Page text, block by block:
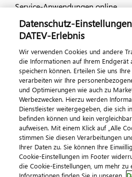
Service-Anwendungen online
Dialog & Medien
Veranstaltungen
DATEV magazin
DATEV-Community
DATEV-Newsletter
Kontaktieren
Datenschutz-
DATEV-Erlebnis
Wir verwenden Cookies und andere
die Informationen auf Ihrem Endgerät
speichern können. Erteilen Sie uns Ihre
verarbeiten wir Ihre
und Optimierungen wie auch zu
Werbezwecken. Hierzu werden
Dienstleister weitergegeben, die sich
befinden können und kein
aufweisen. Mit einem Klick auf „Alle
stimmen Sie diesen Verarbeitungen
Ihrer Daten zu. Sie können Ihre
Cookie-Einstellungen im Footer
die Cookie-Einstellungen, um mehr zu
Informationen finden Sie in unseren